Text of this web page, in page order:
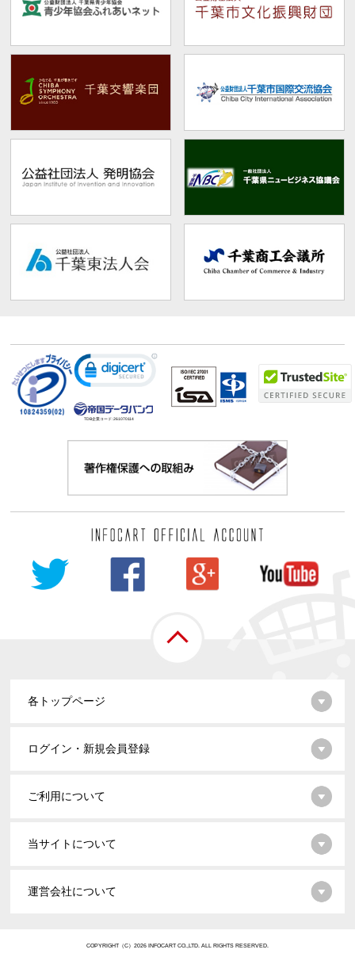
TDB企業コード:261070114
各トップページ
ログイン・新規会員登録
ご利用について
当サイトについて
運営会社について
COPYRIGHT（C）2026 INFOCART CO.,LTD. ALL RIGHTS RESERVED.